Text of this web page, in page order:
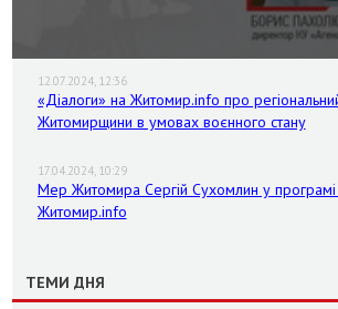
12.07.2024, 12:36
«Діалоги» на Житомир.info про
Житомирщини в умовах воєнного стану
17.04.2024, 10:29
Мер Житомира Сергій Сухомлин у програмі
Житомир.info
ТЕМИ ДНЯ